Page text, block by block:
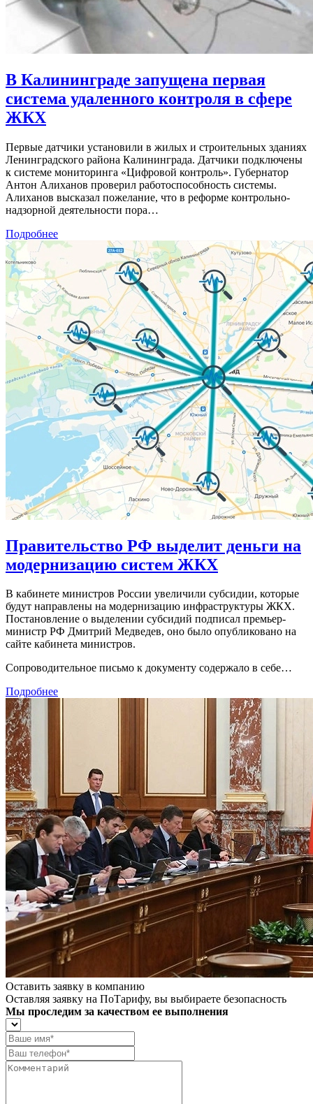
В Калининграде запущена первая
система удаленного контроля в сфере
ЖКХ
Первые датчики установили в жилых и строительных зданиях
Ленинградского района Калининграда. Датчики подключены
к системе мониторинга «Цифровой контроль». Губернатор
Антон Алиханов проверил работоспособность системы.
Алиханов высказал пожелание, что в реформе контрольно-
надзорной деятельности пора…
Подробнее
Правительство РФ выделит деньги на
модернизацию систем ЖКХ
В кабинете министров России увеличили субсидии, которые
будут направлены на модернизацию инфраструктуры ЖКХ.
Постановление о выделении субсидий подписал премьер-
министр РФ Дмитрий Медведев, оно было опубликовано на
сайте кабинета министров.
Сопроводительное письмо к документу содержало в себе…
Подробнее
Оставить заявку в компанию
Оставляя заявку на ПоТарифу, вы выбираете безопасность
Мы проследим за качеством ее выполнения